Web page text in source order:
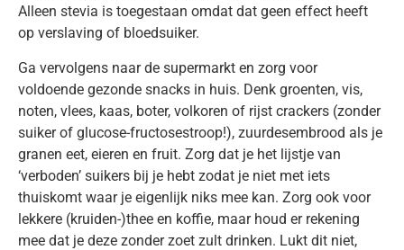
Alleen stevia is toegestaan omdat dat geen effect heeft
op verslaving of bloedsuiker.
Ga vervolgens naar de supermarkt en zorg voor
voldoende gezonde snacks in huis. Denk groenten, vis,
noten, vlees, kaas, boter, volkoren of rijst crackers (zonder
suiker of glucose-fructosestroop!), zuurdesembrood als je
granen eet, eieren en fruit. Zorg dat je het lijstje van
‘verboden’ suikers bij je hebt zodat je niet met iets
thuiskomt waar je eigenlijk niks mee kan. Zorg ook voor
lekkere (kruiden-)thee en koffie, maar houd er rekening
mee dat je deze zonder zoet zult drinken. Lukt dit niet,